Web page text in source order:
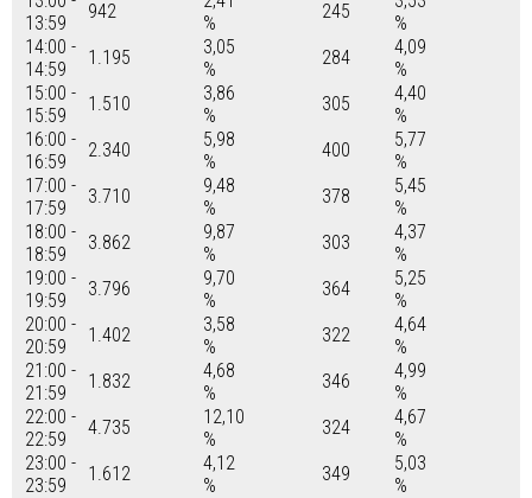
13:59
942
%
245
%
14:00 -
14:59
1.195
3,05
%
284
4,09
%
15:00 -
15:59
1.510
3,86
%
305
4,40
%
16:00 -
16:59
2.340
5,98
%
400
5,77
%
17:00 -
17:59
3.710
9,48
%
378
5,45
%
18:00 -
18:59
3.862
9,87
%
303
4,37
%
19:00 -
19:59
3.796
9,70
%
364
5,25
%
20:00 -
20:59
1.402
3,58
%
322
4,64
%
21:00 -
21:59
1.832
4,68
%
346
4,99
%
22:00 -
22:59
4.735
12,10
%
324
4,67
%
23:00 -
23:59
1.612
4,12
%
349
5,03
%